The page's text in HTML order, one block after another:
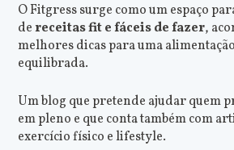
O Fitgress surge como um espaço
dereceitas fit e fáceis de fazer,
melhores dicas para uma
equilibrada.
Um blog que pretende ajudar quem
em pleno e que conta também com
exercício físico e lifestyle.